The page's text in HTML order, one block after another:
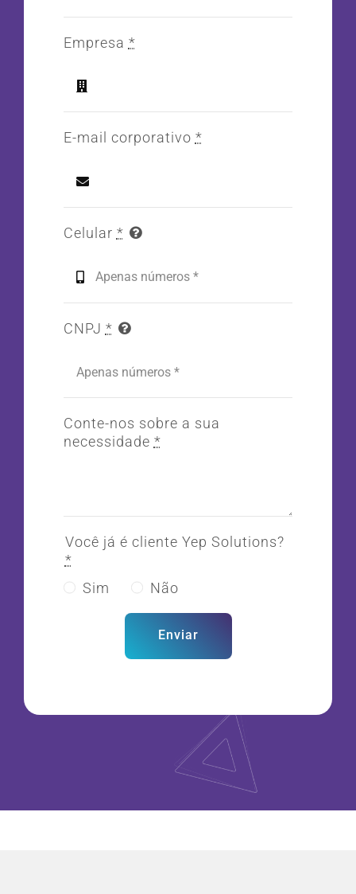
Empresa *
E-mail corporativo *
Celular *
CNPJ *
Conte-nos sobre a sua
necessidade *
Você já é cliente Yep Solutions?
*
Sim
Não
Enviar